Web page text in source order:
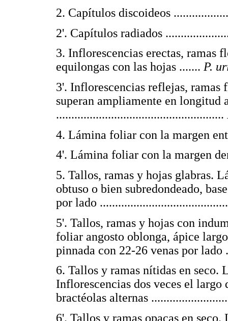
2. Capítulos discoideos
2'. Capítulos radiados
3. Inflorescencias erectas, ramas
equilongas con las hojas ....... P.
3'. Inflorescencias reflejas, ramas
superan ampliamente en longitud
.......................................................
4. Lámina foliar con la margen
4'. Lámina foliar con la margen
5. Tallos, ramas y hojas glabras.
obtuso o bien subredondeado,
por lado
5'. Tallos, ramas y hojas con
foliar angosto oblonga, ápice
pinnada con 22-26 venas por
6. Tallos y ramas nítidas en
Inflorescencias dos veces el largo
bractéolas alternas
6'. Tallos y ramas opacas en